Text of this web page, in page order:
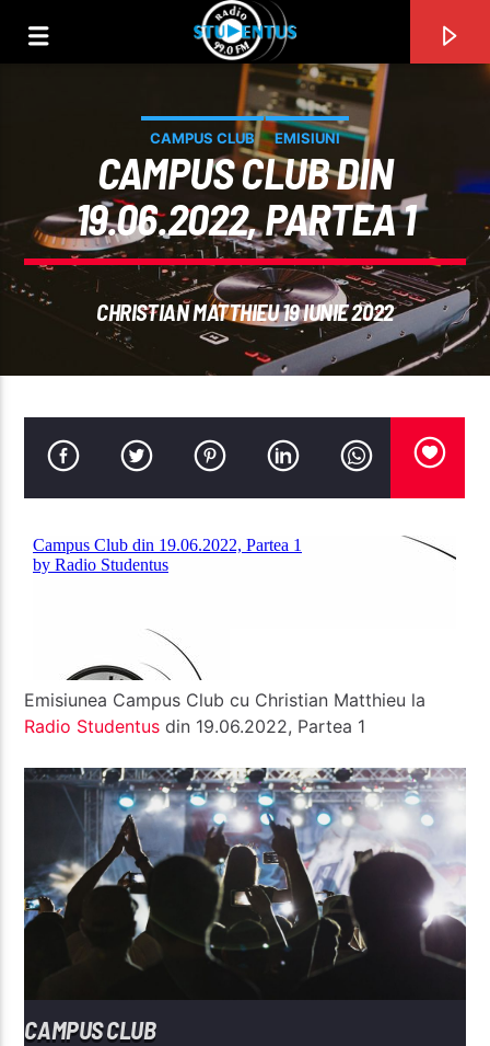
TITLU
ARTIST
Radio Studentus
CAMPUS CLUB EMISIUNI
CAMPUS CLUB DIN
19.06.2022, PARTEA 1
CHRISTIAN MATTHIEU 19 IUNIE 2022
Emisiunea Campus Club cu Christian Matthieu la
Radio Studentus din 19.06.2022, Partea 1
CAMPUS CLUB